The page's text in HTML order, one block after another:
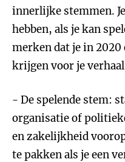
innerlijke stemmen.
hebben, als je kan
merken dat je in 2020
krijgen voor je
- De spelende stem:
organisatie of
en zakelijkheid
te pakken als je een